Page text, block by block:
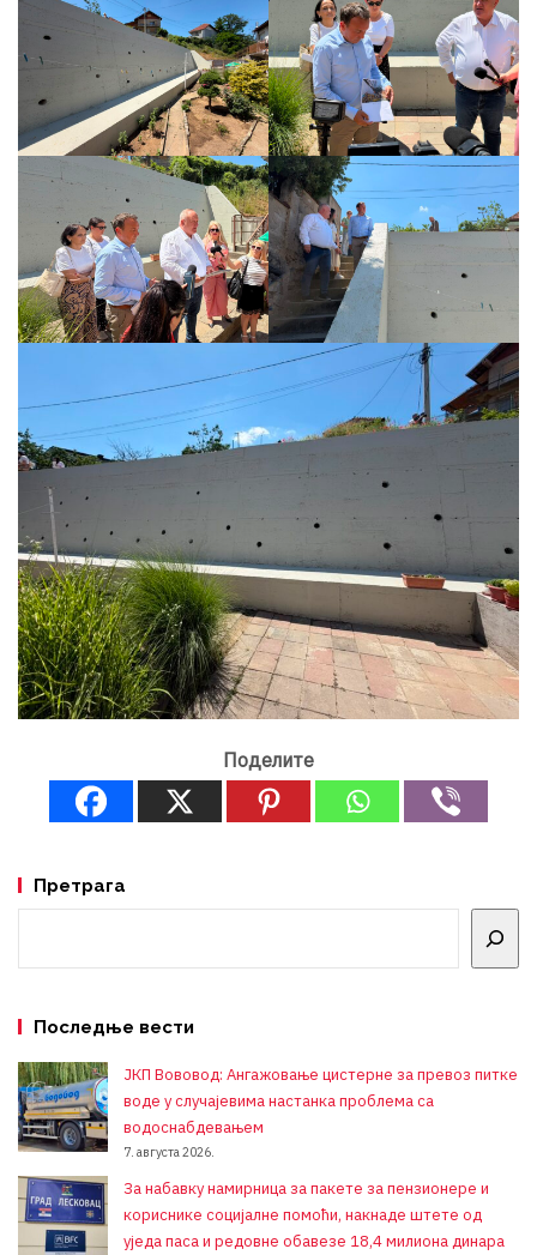
Поделите
Претрага
Последње вести
ЈКП Вововод: Ангажовање цистерне за превоз питке
воде у случајевима настанка проблема са
водоснабдевањем
7. августа 2026.
За набавку намирница за пакете за пензионере и
кориснике социјалне помоћи, накнаде штете од
уједа паса и редовне обавезе 18,4 милиона динара